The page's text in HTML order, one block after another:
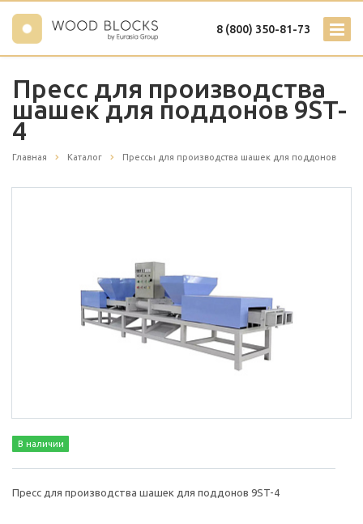
8 (800) 350-81-73
Пресс для производства
шашек для поддонов 9ST-
4
Главная Каталог Прессы для производства шашек для поддонов
В наличии
Пресс для производства шашек для поддонов 9ST-4